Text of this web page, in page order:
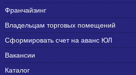
Франчайзинг
Владельцам торговых помещений
Сформировать счет на аванс ЮЛ
Вакансии
Каталог